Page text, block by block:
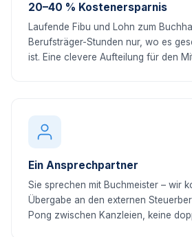
20–40 % Kostenersparnis
Laufende Fibu und Lohn zum
Berufsträger-Stunden nur, wo es
ist. Eine clevere Aufteilung für den
Ein Ansprechpartner
Sie sprechen mit Buchmeister – wir
Übergabe an den externen
Pong zwischen Kanzleien, keine